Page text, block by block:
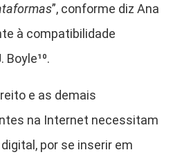
”, conforme diz Ana
à compatibilidade
.
e as demais
na Internet necessitam
por se inserir em